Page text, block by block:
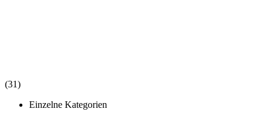
(31)
Einzelne Kategorien